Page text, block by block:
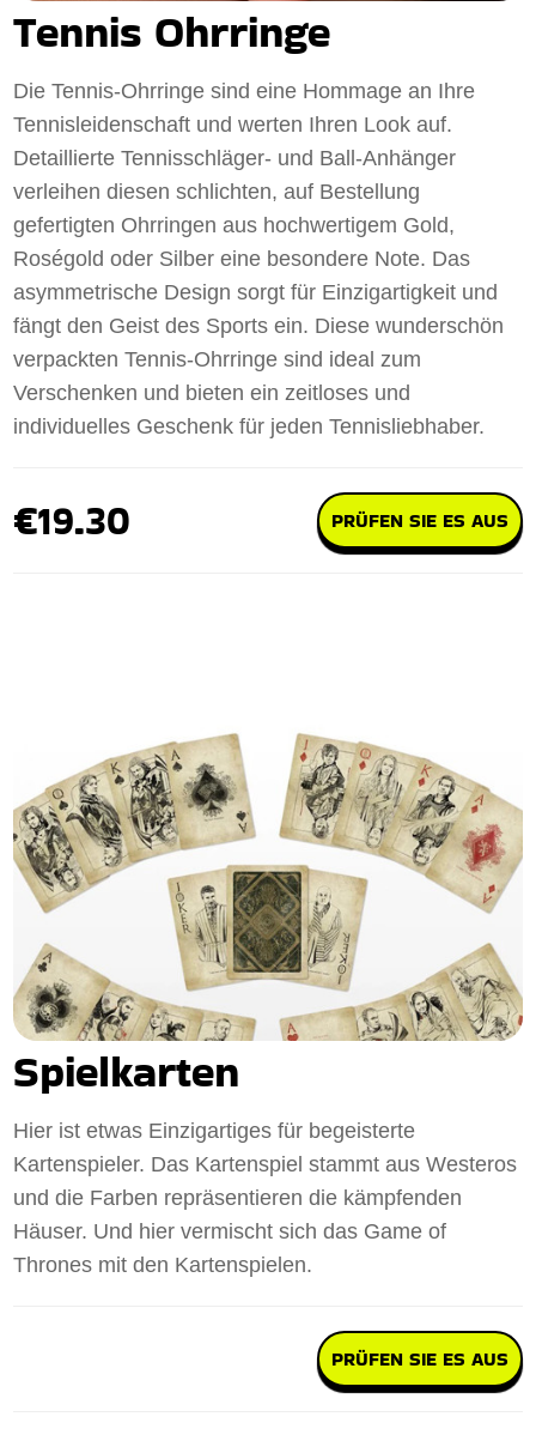
Tennis Ohrringe
Die Tennis-Ohrringe sind eine Hommage an Ihre
Tennisleidenschaft und werten Ihren Look auf.
Detaillierte Tennisschläger- und Ball-Anhänger
verleihen diesen schlichten, auf Bestellung
gefertigten Ohrringen aus hochwertigem Gold,
Roségold oder Silber eine besondere Note. Das
asymmetrische Design sorgt für Einzigartigkeit und
fängt den Geist des Sports ein. Diese wunderschön
verpackten Tennis-Ohrringe sind ideal zum
Verschenken und bieten ein zeitloses und
individuelles Geschenk für jeden Tennisliebhaber.
€19.30 PRÜFEN SIE ES AUS
Spielkarten
Hier ist etwas Einzigartiges für begeisterte
Kartenspieler. Das Kartenspiel stammt aus Westeros
und die Farben repräsentieren die kämpfenden
Häuser. Und hier vermischt sich das Game of
Thrones mit den Kartenspielen.
PRÜFEN SIE ES AUS